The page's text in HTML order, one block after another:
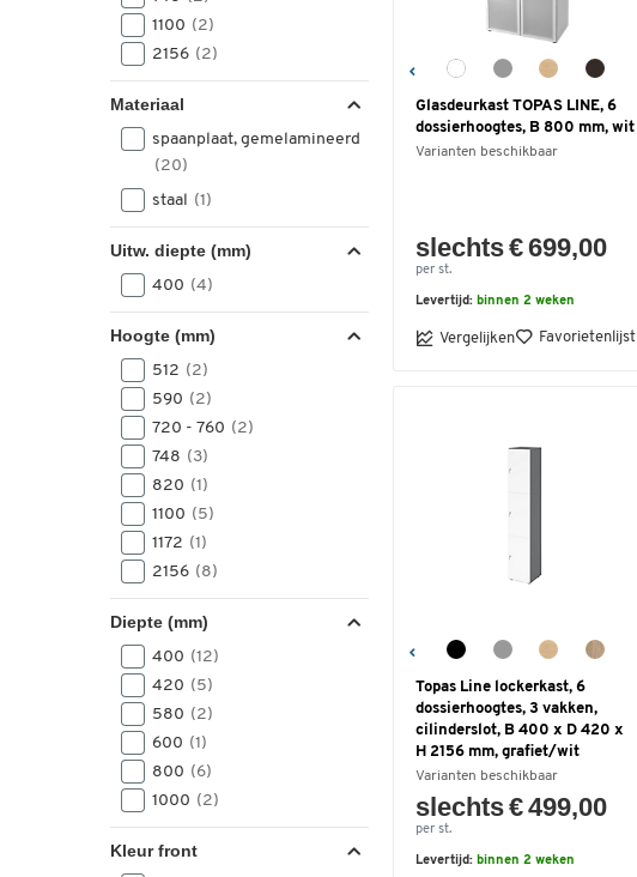
1100 (2)
2156 (2)
Materiaal
spaanplaat, gemelamineerd
(20)
staal (1)
Uitw. diepte (mm)
400 (4)
Hoogte (mm)
512 (2)
590 (2)
720 - 760 (2)
748 (3)
820 (1)
1100 (5)
1172 (1)
2156 (8)
Diepte (mm)
400 (12)
420 (5)
580 (2)
600 (1)
800 (6)
1000 (2)
Kleur front
Glasdeurkast TOPAS LINE, 6
dossierhoogtes, B 800 mm, wit
Varianten beschikbaar
slechts € 699,00
per st.
Levertijd: binnen 2 weken
Vergelijken Favorietenlijst
Topas Line lockerkast, 6
dossierhoogtes, 3 vakken,
cilinderslot, B 400 x D 420 x
H 2156 mm, grafiet/wit
Varianten beschikbaar
slechts € 499,00
per st.
Levertijd: binnen 2 weken